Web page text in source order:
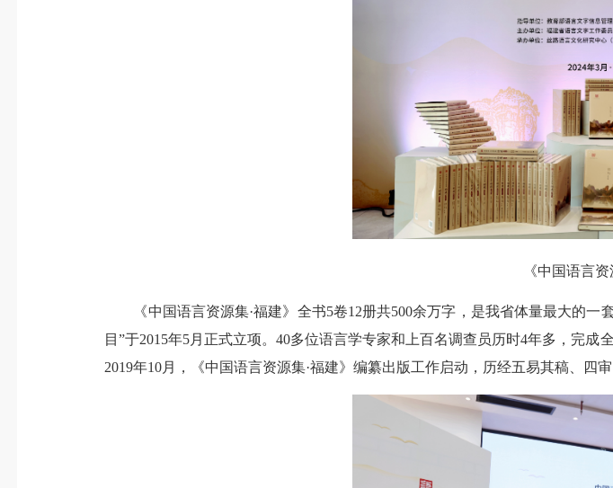
《中国语言资
《中国语言资源集·福建》全书5卷12册共500余万字，是我省体量最大的一
目”于2015年5月正式立项。40多位语言学专家和上百名调查员历时4年多，完
2019年10月，《中国语言资源集·福建》编纂出版工作启动，历经五易其稿、四